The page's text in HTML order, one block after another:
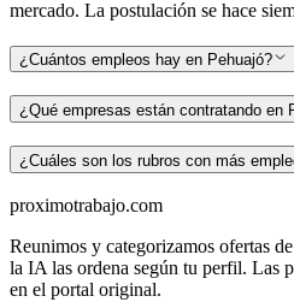
mercado. La postulación se hace
¿Cuántos empleos hay en Pehuajó?
¿Qué empresas están contratando en
¿Cuáles son los rubros con más
proximotrabajo.com
Reunimos y categorizamos ofertas
la IA las ordena según tu perfil. Las
en el portal original.